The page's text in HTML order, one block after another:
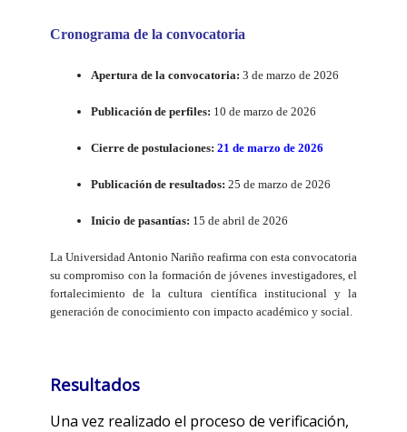
Cronograma de la convocatoria
Apertura de la convocatoria: 3 de marzo de 2026
Publicación de perfiles: 10 de marzo de 2026
Cierre de postulaciones: 21 de marzo de 2026
Publicación de resultados: 25 de marzo de 2026
Inicio de pasantías: 15 de abril de 2026
La Universidad Antonio Nariño reafirma con esta convocatoria
su compromiso con la formación de jóvenes investigadores, el
fortalecimiento de la cultura científica institucional y la
generación de conocimiento con impacto académico y social.
Resultados
Una vez realizado el proceso de verificación,